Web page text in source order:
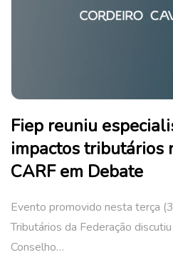
Fiep reuniu
impactos tributários
CARF em Debate
Evento promovido nesta terça
Tributários da Federação
Conselho…